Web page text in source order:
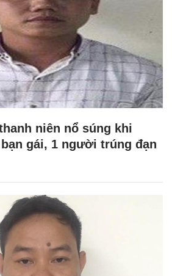
niên nổ súng khi
gái, 1 người trúng đạn